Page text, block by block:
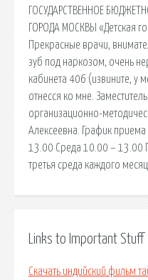
ГОСУДАРСТВЕННОЕ
ГОРОДА МОСКВЫ «Детская
Прекрасные врачи,
зуб под наркозом, очень
кабинета 406 (извините, у
отнесся ко мне.
организационно-
Алексеевна. График
13.00 Среда 10.00 – 13.00
третья среда каждого
Links to Important Stuff
Скачать индийский фильм